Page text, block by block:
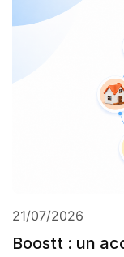
21/07/2026
Boostt : un